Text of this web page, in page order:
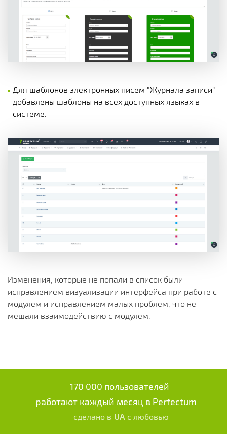
Для шаблонов электронных писем "Журнала записи"
добавлены шаблоны на всех доступных языках в
системе.
Изменения, которые не попали в список были
исправлением визуализации интерфейса при работе с
модулем и исправлением малых проблем, что не
мешали взаимодействию с модулем.
170 000 пользователей
работают каждый месяц в Perfectum
сделано в UA с любовью